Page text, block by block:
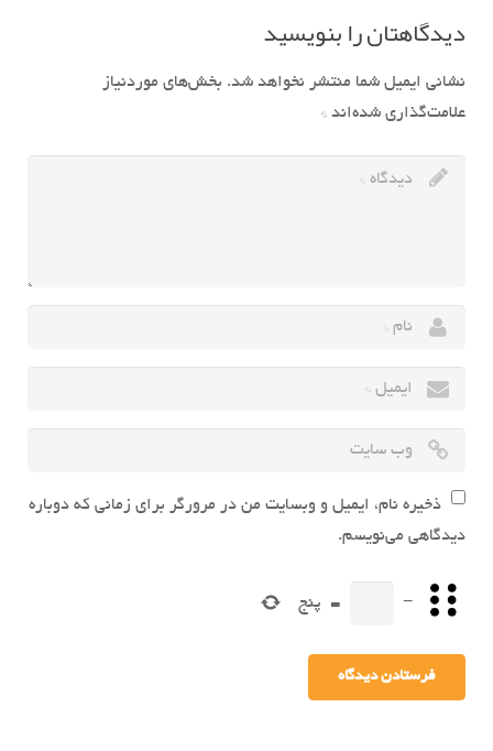
دیدگاهتان را بنویسید
نشانی ایمیل شما منتشر نخواهد شد. بخش‌های موردنیاز
علامت‌گذاری شده‌اند *
ذخیره نام، ایمیل و وبسایت من در مرورگر برای زمانی که دوباره
دیدگاهی می‌نویسم.
−
= پنج